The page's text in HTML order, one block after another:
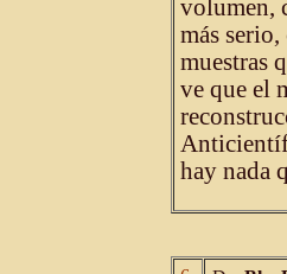
volumen,
más
muestras
ve que el
hay nada